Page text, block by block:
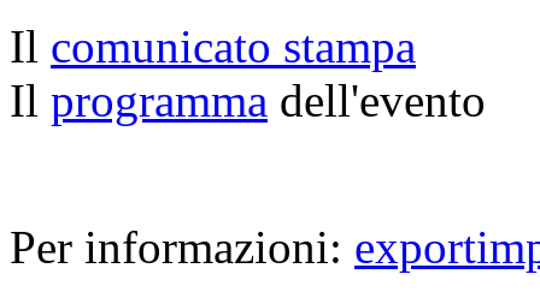
Il comunicato stampa
Il programma dell'evento
Per informazioni: